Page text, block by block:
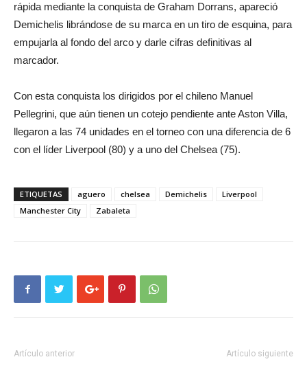
rápida mediante la conquista de Graham Dorrans, apareció
Demichelis librándose de su marca en un tiro de esquina, para
empujarla al fondo del arco y darle cifras definitivas al
marcador.
Con esta conquista los dirigidos por el chileno Manuel
Pellegrini, que aún tienen un cotejo pendiente ante Aston Villa,
llegaron a las 74 unidades en el torneo con una diferencia de 6
con el líder Liverpool (80) y a uno del Chelsea (75).
ETIQUETAS aguero chelsea Demichelis
Liverpool
Manchester City
Zabaleta
Artículo anterior Artículo siguiente